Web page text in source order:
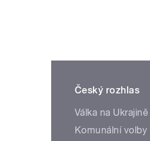
Český rozhlas
Válka na Ukrajině
Komunální volby